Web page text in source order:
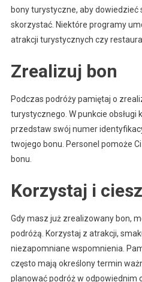
bony turystyczne, aby dowiedzieć
skorzystać. Niektóre programy
atrakcji turystycznych czy
Zrealizuj bon
Podczas podróży pamiętaj o
turystycznego. W punkcie
przedstaw swój numer
twojego bonu. Personel pomoże
bonu.
Korzystaj i
Gdy masz już zrealizowany bon,
podróżą. Korzystaj z atrakcji,
niezapomniane wspomnienia.
często mają określony termin
planować podróż w odpowiednim